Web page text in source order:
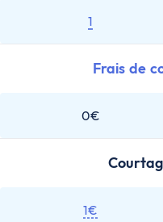
1
Frais de
0€
1€